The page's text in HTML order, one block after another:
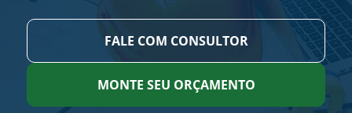
FALE COM CONSULTOR
MONTE SEU ORÇAMENTO